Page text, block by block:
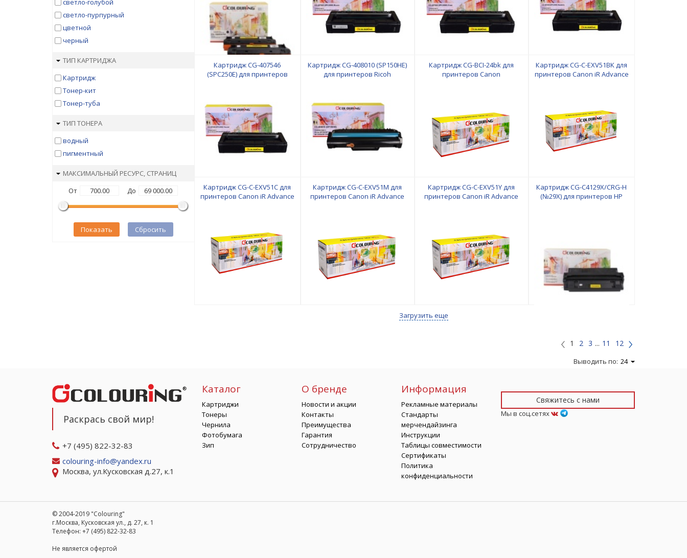
светло-голубой
светло-пурпурный
цветной
черный
ТИП КАРТРИДЖА
Картридж
Тонер-кит
Тонер-туба
ТИП ТОНЕРА
водный
пигментный
МАКСИМАЛЬНЫЙ РЕСУРС, СТРАНИЦ
От
До
Показать Сбросить
Картридж CG-407546
(SPC250E) для принтеров
Yellow 1600 копий Colouring
Картридж CG-408010 (SP150HE)
для принтеров Ricoh
Картридж CG-BCI-24bk для
принтеров Canon
Картридж CG-C-EXV51BK для
принтеров Canon iR Advance
Картридж CG-C-EXV51C для
принтеров Canon iR Advance
Картридж CG-C-EXV51M для
принтеров Canon iR Advance
Картридж CG-C-EXV51Y для
принтеров Canon iR Advance
Картридж CG-C4129X/CRG-H
(№29X) для принтеров HP
Загрузить еще
1 2 3 ... 11 12
Выводить по: 24
Раскрась свой мир!
+7 (495) 822-32-83
colouring-info@yandex.ru
Москва, ул.Кусковская д.27, к.1
Каталог
Картриджи
Тонеры
Чернила
Фотобумага
Зип
О бренде
Новости и акции
Контакты
Преимущества
Гарантия
Сотрудничество
Информация
Рекламные материалы
Стандарты
мерчендайзинга
Инструкции
Таблицы совместимости
Сертификаты
Политика
конфиденциальности
Свяжитесь с нами
Мы в соц.сетях
© 2004-2019 "Colouring"
г.Москва, Кусковская ул., д. 27, к. 1
Телефон: +7 (495) 822-32-83
Не является офертой